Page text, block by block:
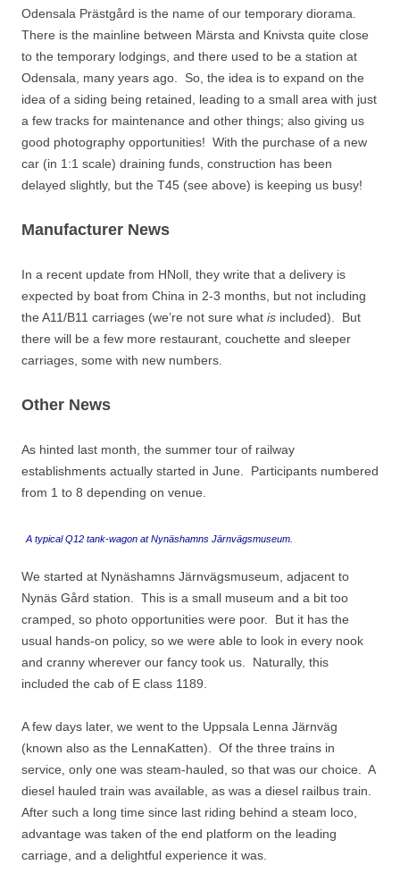
Odensala Prästgård is the name of our temporary diorama.
There is the mainline between Märsta and Knivsta quite close
to the temporary lodgings, and there used to be a station at
Odensala, many years ago. So, the idea is to expand on the
idea of a siding being retained, leading to a small area with just
a few tracks for maintenance and other things; also giving us
good photography opportunities! With the purchase of a new
car (in 1:1 scale) draining funds, construction has been
delayed slightly, but the T45 (see above) is keeping us busy!
Manufacturer News
In a recent update from HNoll, they write that a delivery is
expected by boat from China in 2-3 months, but not including
the A11/B11 carriages (we’re not sure what is included). But
there will be a few more restaurant, couchette and sleeper
carriages, some with new numbers.
Other News
As hinted last month, the summer tour of railway
establishments actually started in June. Participants numbered
from 1 to 8 depending on venue.
A typical Q12 tank-wagon at Nynäshamns Järnvägsmuseum.
We started at Nynäshamns Järnvägsmuseum, adjacent to
Nynäs Gård station. This is a small museum and a bit too
cramped, so photo opportunities were poor. But it has the
usual hands-on policy, so we were able to look in every nook
and cranny wherever our fancy took us. Naturally, this
included the cab of E class 1189.
A few days later, we went to the Uppsala Lenna Järnväg
(known also as the LennaKatten). Of the three trains in
service, only one was steam-hauled, so that was our choice. A
diesel hauled train was available, as was a diesel railbus train.
After such a long time since last riding behind a steam loco,
advantage was taken of the end platform on the leading
carriage, and a delightful experience it was.